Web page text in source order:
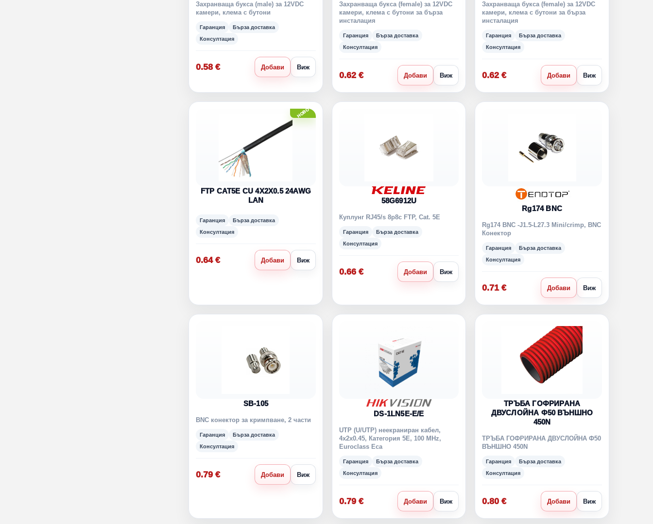
Захранваща букса (male) за 12VDC
камери, клема с бутони
Гаранция
Бърза доставка
Консултация
0.58 € Добави Виж
Захранваща букса (female) за 12VDC
камери, клема с бутони за бърза
инсталация
Гаранция
Бърза доставка
Консултация
0.62 € Добави Виж
Захранваща букса (female) за 12VDC
камери, клема с бутони за бърза
инсталация
Гаранция
Бърза доставка
Консултация
0.62 € Добави Виж
FTP CAT5E CU 4Х2Х0.5 24AWG
LAN
Гаранция
Бърза доставка
Консултация
0.64 € Добави Виж
58G6912U
Куплунг RJ45/s 8p8c FTP, Cat. 5Е
Гаранция
Бърза доставка
Консултация
0.66 € Добави Виж
Rg174 BNC
Rg174 BNC -J1.5-L27.3 Mini/crimp, BNC
Конектор
Гаранция
Бърза доставка
Консултация
0.71 € Добави Виж
SB-105
BNC конектор за кримпване, 2 части
Гаранция
Бърза доставка
Консултация
0.79 € Добави Виж
DS-1LN5E-E/E
UTP (U/UTP) неекраниран кабел,
4x2x0.45, Категория 5E, 100 MHz,
Euroclass Eca
Гаранция
Бърза доставка
Консултация
0.79 € Добави Виж
ТРЪБА ГОФРИРАНА
ДВУСЛОЙНА Ф50 ВЪНШНО
450N
ТРЪБА ГОФРИРАНА ДВУСЛОЙНА Ф50
ВЪНШНО 450N
Гаранция
Бърза доставка
Консултация
0.80 € Добави Виж